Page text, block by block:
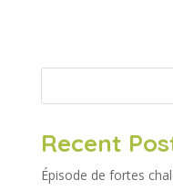
Recent
Épisode de fortes